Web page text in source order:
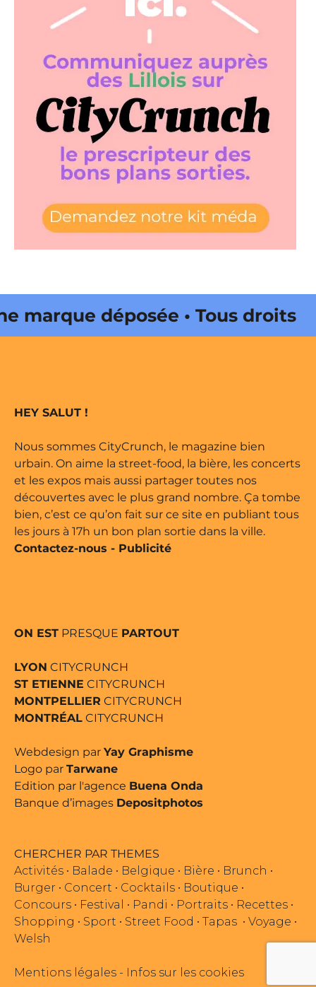
déposée • Tous droits
par Buena Onda Web •
HEY SALUT !
Nous sommes CityCrunch, le magazine bien
urbain. On aime la street-food, la bière, les concerts
et les expos mais aussi partager toutes nos
découvertes avec le plus grand nombre. Ça tombe
bien, c’est ce qu’on fait sur ce site en publiant tous
les jours à 17h un bon plan sortie dans la ville.
Contactez-nous - Publicité
ON EST PRESQUE PARTOUT
LYON CITYCRUNCH
ST ETIENNE CITYCRUNCH
MONTPELLIER CITYCRUNCH
MONTRÉAL CITYCRUNCH
Webdesign par Yay Graphisme
Logo par Tarwane
Edition par l'agence Buena Onda
Banque d’images Depositphotos
CHERCHER PAR THEMES
Activités • Balade • Belgique • Bière • Brunch •
Burger • Concert • Cocktails • Boutique •
Concours • Festival • Pandi • Portraits • Recettes •
Shopping • Sport • Street Food • Tapas • Voyage •
Welsh
Mentions légales - Infos sur les cookies